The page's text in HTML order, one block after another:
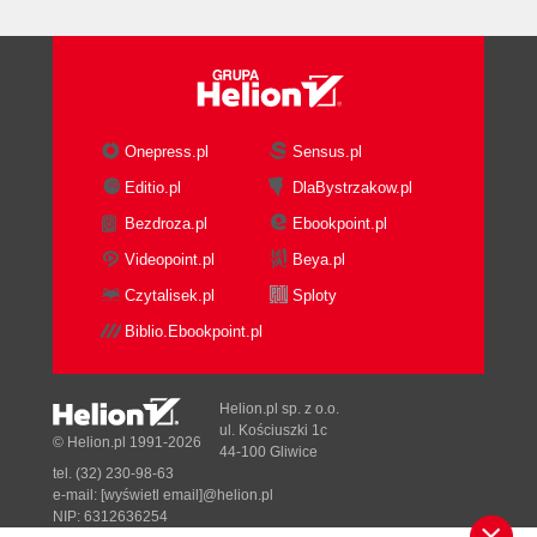
Równania (142)
Onepress.pl
Sensus.pl
Editio.pl
DlaBystrzakow.pl
Bezdroza.pl
Ebookpoint.pl
Videopoint.pl
Beya.pl
Czytalisek.pl
Sploty
Biblio.Ebookpoint.pl
© Helion.pl 1991-2026
Helion.pl sp. z o.o.
ul. Kościuszki 1c
44-100 Gliwice
tel. (32) 230-98-63
e-mail: [wyświetl email]@helion.pl
NIP: 6312636254